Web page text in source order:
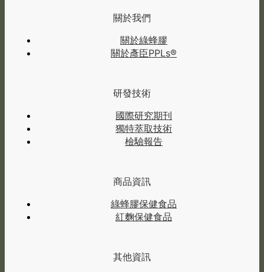
關於我們
關於綠蜂膠
關於彥臣PPLs®
研發技術
國際研究期刊
獨特萃取技術
檢驗報告
商品資訊
綠蜂膠保健食品
紅麴保健食品
其他資訊